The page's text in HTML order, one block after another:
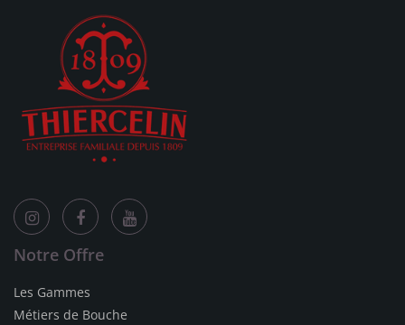
Notre Offre
Les Gammes
Métiers de Bouche